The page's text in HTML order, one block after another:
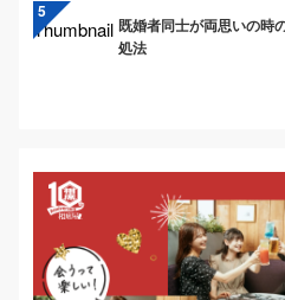
既婚者同士が両思いの時
処法